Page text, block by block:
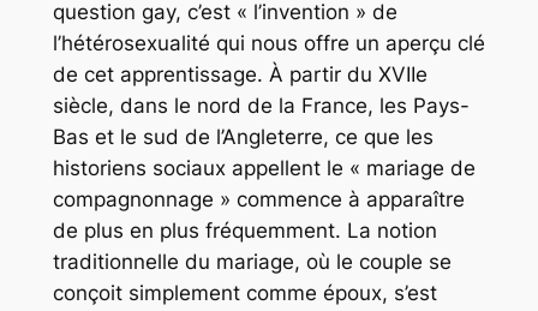
question gay, c’est « l’invention » de
l’hétérosexualité qui nous offre un aperçu clé
de cet apprentissage. À partir du XVIIe
siècle, dans le nord de la France, les Pays-
Bas et le sud de l’Angleterre, ce que les
historiens sociaux appellent le « mariage de
compagnonnage » commence à apparaître
de plus en plus fréquemment. La notion
traditionnelle du mariage, où le couple se
conçoit simplement comme époux, s’est